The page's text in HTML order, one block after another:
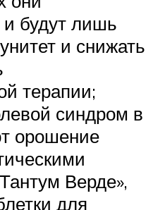
будут лишь
и снижать
терапии;
синдром в
орошение
Верде»,
для